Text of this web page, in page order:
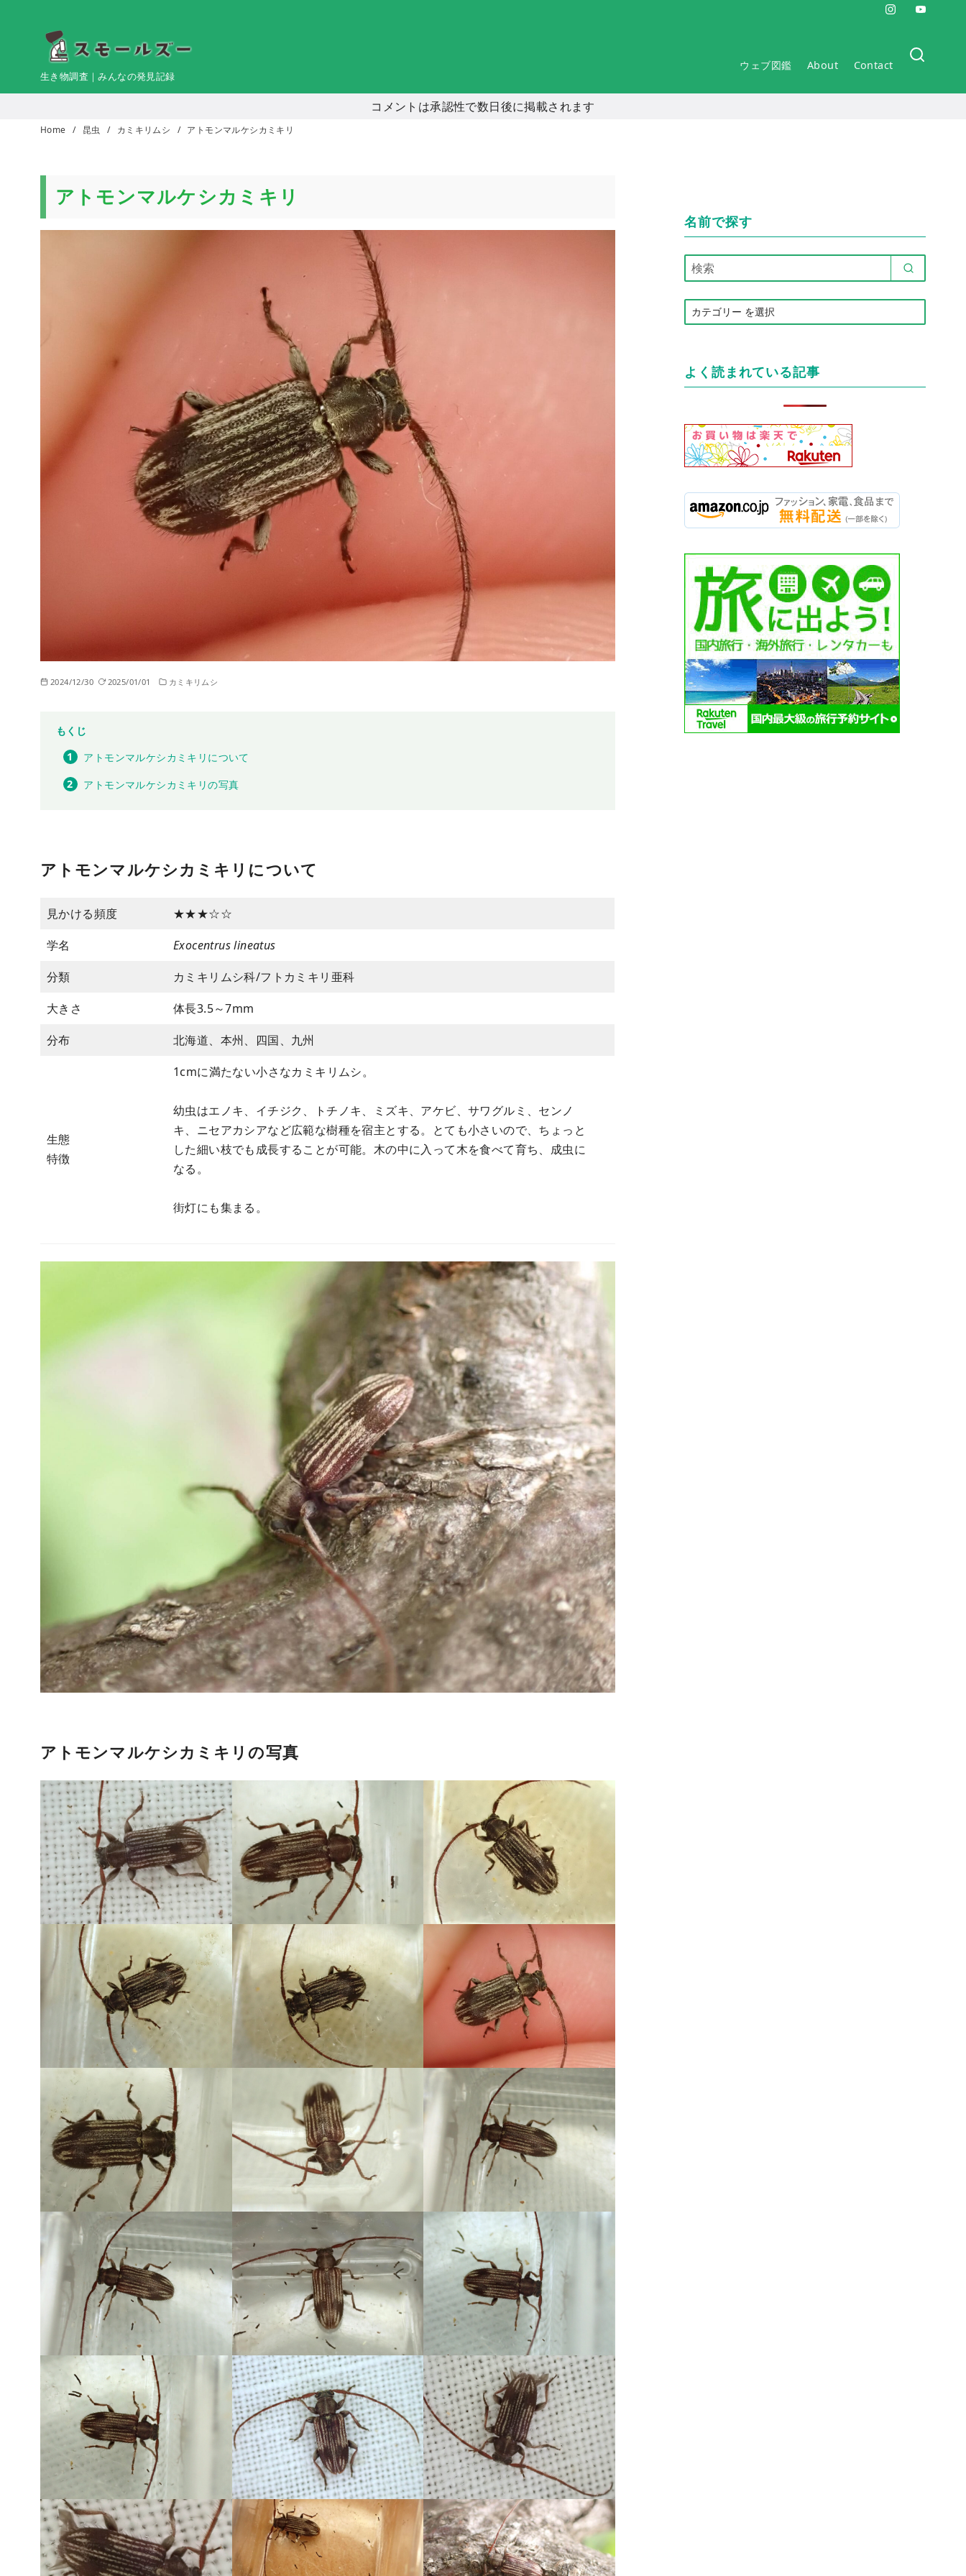
生き物調査｜みんなの発見記録
ウェブ図鑑 About Contact
コメントは承認性で数日後に掲載されます
Home 昆虫 カミキリムシ アトモンマルケシカミキリ
アトモンマルケシカミキリ
2024/12/30 2025/01/01 カミキリムシ
もくじ
アトモンマルケシカミキリについて
アトモンマルケシカミキリの写真
アトモンマルケシカミキリについて
見かける頻度
★★★☆☆
学名
Exocentrus lineatus
分類
カミキリムシ科/フトカミキリ亜科
大きさ
体長3.5～7mm
分布
北海道、本州、四国、九州
生態
特徴
1cmに満たない小さなカミキリムシ。
幼虫はエノキ、イチジク、トチノキ、ミズキ、アケビ、サワグルミ、センノ
キ、ニセアカシアなど広範な樹種を宿主とする。とても小さいので、ちょっと
した細い枝でも成長することが可能。木の中に入って木を食べて育ち、成虫に
なる。
街灯にも集まる。
アトモンマルケシカミキリの写真
名前で探す
テ
ー
よく読まれている記事